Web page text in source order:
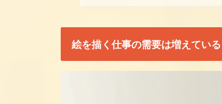
絵を描く仕事の需要は増えている